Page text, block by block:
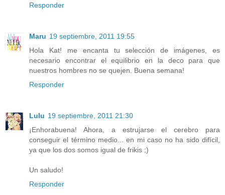
Responder
Maru 19 septiembre, 2011 19:55
Hola Kat! me encanta tu selección de imágenes, es
necesario encontrar el equilibrio en la deco para que
nuestros hombres no se quejen. Buena semana!
Responder
Lulu 19 septiembre, 2011 21:30
¡Enhorabuena! Ahora, a estrujarse el cerebro para
conseguir el término medio... en mi caso no ha sido difícil,
ya que los dos somos igual de frikis ;)
Un saludo!
Responder